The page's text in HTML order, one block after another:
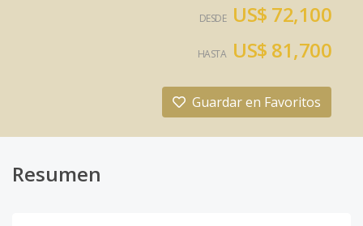
DESDE US$ 72,100
HASTA US$ 81,700
Guardar en Favoritos
Resumen